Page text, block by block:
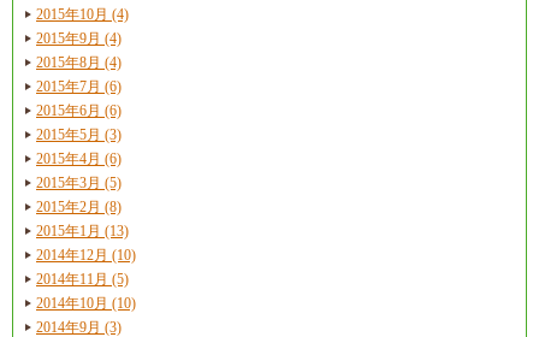
2015年10月 (4)
2015年9月 (4)
2015年8月 (4)
2015年7月 (6)
2015年6月 (6)
2015年5月 (3)
2015年4月 (6)
2015年3月 (5)
2015年2月 (8)
2015年1月 (13)
2014年12月 (10)
2014年11月 (5)
2014年10月 (10)
2014年9月 (3)